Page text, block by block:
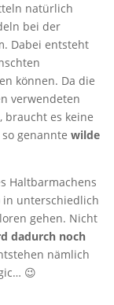
natürlich
bei der
Dabei entsteht
können. Da die
verwendeten
braucht es keine
genannte wilde
Haltbarmachens
in unterschiedlich
gehen. Nicht
dadurch noch
nämlich
😉